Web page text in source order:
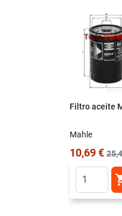
Filtro aceite
Mahle
10,69 €